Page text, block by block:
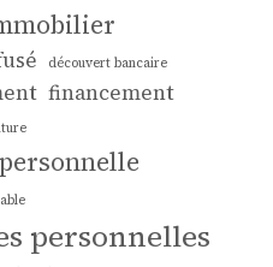
découvert bancaire
financement
personnelles